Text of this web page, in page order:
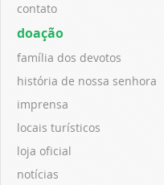
contato
doação
família dos devotos
história de nossa senhora
imprensa
locais turísticos
loja oficial
notícias